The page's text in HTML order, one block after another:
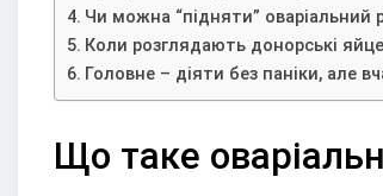
Чи можна “підняти” оваріальний
Коли розглядають донорські
Головне – діяти без паніки, але
Що таке